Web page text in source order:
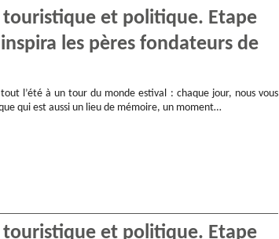
et politique. Etape
les pères fondateurs de
l’été à un tour du monde estival : chaque jour, nous vous
qui est aussi un lieu de mémoire, un moment…
et politique. Etape